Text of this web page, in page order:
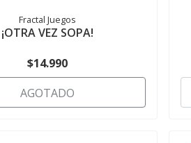
Fractal Juegos
¡OTRA VEZ SOPA!
$14.990
AGOTADO